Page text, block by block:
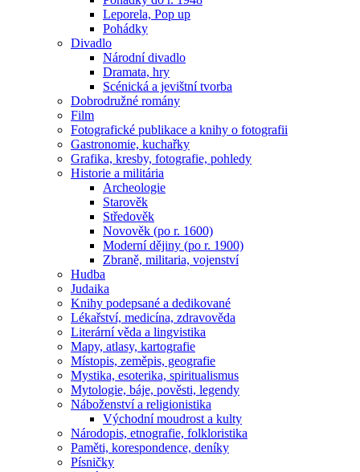
Leporela, Pop up
Pohádky
Divadlo
Národní divadlo
Dramata, hry
Scénická a jevištní tvorba
Dobrodružné romány
Film
Fotografické publikace a knihy o fotografii
Gastronomie, kuchařky
Grafika, kresby, fotografie, pohledy
Historie a militária
Archeologie
Starověk
Středověk
Novověk (po r. 1600)
Moderní dějiny (po r. 1900)
Zbraně, militaria, vojenství
Hudba
Judaika
Knihy podepsané a dedikované
Lékařství, medicína, zdravověda
Literární věda a lingvistika
Mapy, atlasy, kartografie
Místopis, zeměpis, geografie
Mystika, esoterika, spiritualismus
Mytologie, báje, pověsti, legendy
Náboženství a religionistika
Východní moudrost a kulty
Národopis, etnografie, folkloristika
Paměti, korespondence, deníky
Písničky